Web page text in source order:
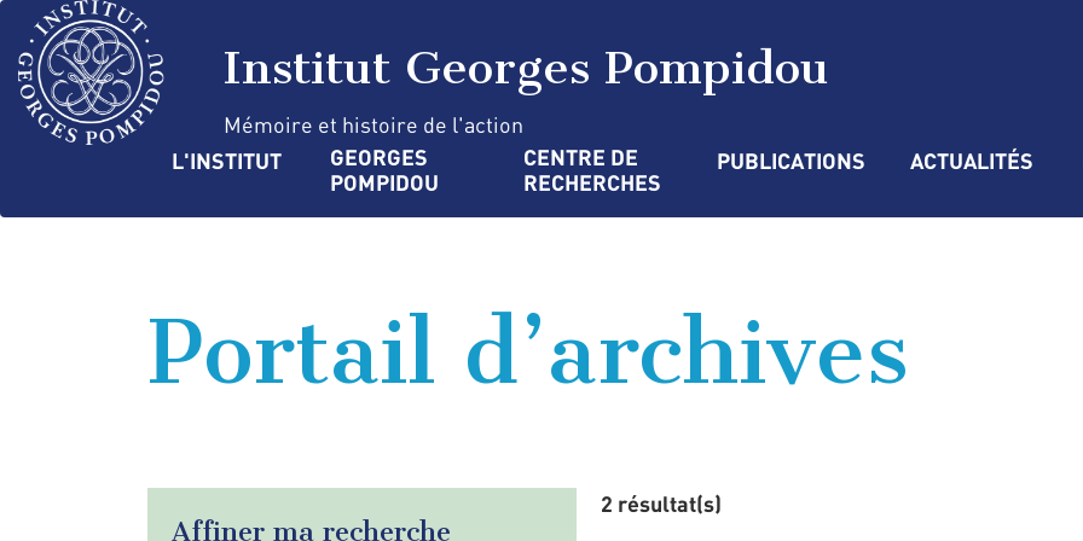
Aller
au
contenu
principal
Institut Georges Pompidou
Mémoire et histoire de l'action
Navigation
L'INSTITUT
GEORGES
POMPIDOU
CENTRE DE
RECHERCHES
PUBLICATIONS ACTUALITÉS
Portail d’archives
Affiner ma recherche
2 résultat(s)
Panneau de gestion des cookies